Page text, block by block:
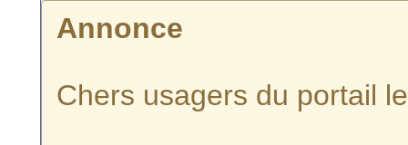
Annonce
Chers usagers du portail